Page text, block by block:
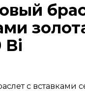
Bi
с вставками